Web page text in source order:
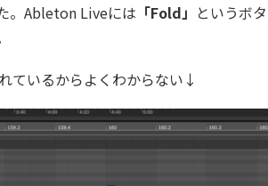
。Ableton Liveには 「Fold」 というボタ
ているからよくわからない↓